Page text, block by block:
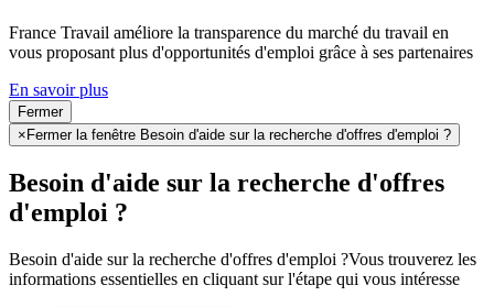
France Travail améliore la transparence du marché du travail en
vous proposant plus d'opportunités d'emploi grâce à ses partenaires
En savoir plus
Fermer
× Fermer la fenêtre Besoin d'aide sur la recherche d'offres d'emploi ?
Besoin d'aide sur la recherche d'offres
d'emploi ?
Besoin d'aide sur la recherche d'offres d'emploi ?Vous trouverez les
informations essentielles en cliquant sur l'étape qui vous intéresse